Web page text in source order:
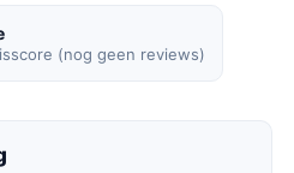
(nog geen reviews)